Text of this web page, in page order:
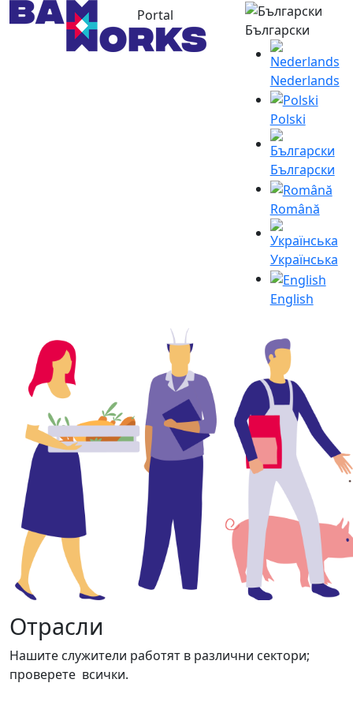
Portal
Български
Nederlands
Polski
Български
Română
Українська
English
Отрасли
Нашите служители работят в различни сектори;
проверете всички.